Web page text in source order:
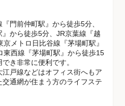
門前仲町駅』から徒歩5分、
から徒歩5分、JR京葉線『越
メトロ日比谷線『茅場町駅』
東西線『茅場町駅』から徒歩15
き非常に便利です。
戸線などはオフィス街へもア
通網が住まう方のライフステ